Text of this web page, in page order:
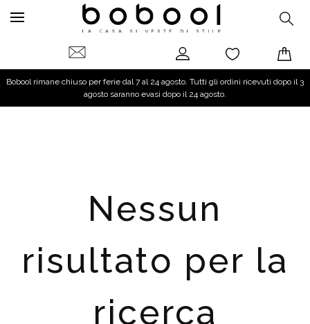
Bobool rimane chiuso per ferie dal 7 al 24 agosto. Tutti gli ordini ricevuti dopo il 3
agosto saranno evasi dopo il 24 agosto.
Nessun
risultato per la
ricerca